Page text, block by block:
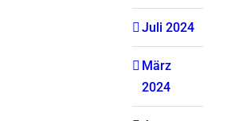
Juli 2024
März
2024